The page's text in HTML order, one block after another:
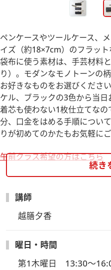
ペンケースやツールケース、
イズ（約18×7cm）のフラット
袋布に使う素材は、手芸材料
り）。モダンなモノトーンの
お好きなものをお選びくださ
ケル、ブラックの3色から当
着芯も使わない1枚仕立てな
分、口金をはめる手順につい
りが初めてのかたもお気軽に
午前クラス希望の方はこちら
続き
講師
越膳夕香
曜日・時間
第1木曜日　13:30～